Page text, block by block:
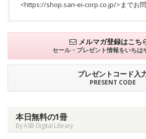
<https://shop.san-ei-corp.co.jp/>までお
メルマガ登録はこち
セール・プレゼント情報をいちは
プレゼントコード入
PRESENT CODE
本日無料の1冊
By ASB Digital Library